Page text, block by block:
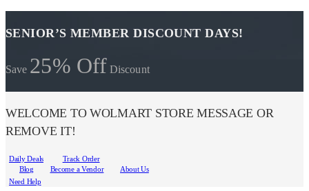
SENIOR’S MEMBER DISCOUNT DAYS!
Save 25% Off Discount
WELCOME TO WOLMART STORE MESSAGE OR
REMOVE IT!
Daily Deals
Track Order
Blog
Become a Vendor
About Us
Need Help